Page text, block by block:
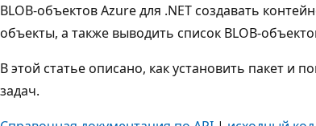
BLOB-объектов Azure для .NET создавать
объекты, а также выводить список BLOB-
В этой статье описано, как установить пакет и
задач.